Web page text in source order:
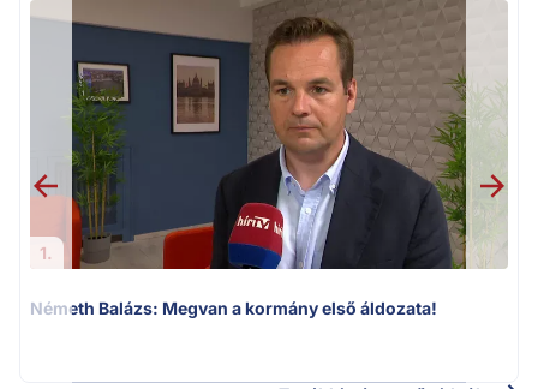
1.
Németh Balázs: Megvan a kormány első áldozata!